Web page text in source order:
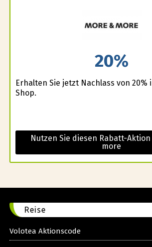
20%
Erhalten Sie jetzt Nachlass von 20%
Shop.
Nutzen Sie diesen Rabatt-
more
Reise
Volotea Aktionscode